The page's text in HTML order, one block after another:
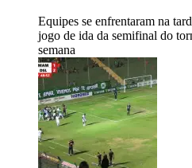
Equipes se enfrentaram na
jogo de ida da semifinal do
semana